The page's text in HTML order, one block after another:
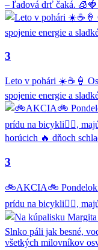
– ľadová drť čaká.
3
Leto v pohári ☀️☕🍦
spojenie energie a
3
🚲AKCIA🚲 Pondelok
prídu na bicykli🚴‍♂️,